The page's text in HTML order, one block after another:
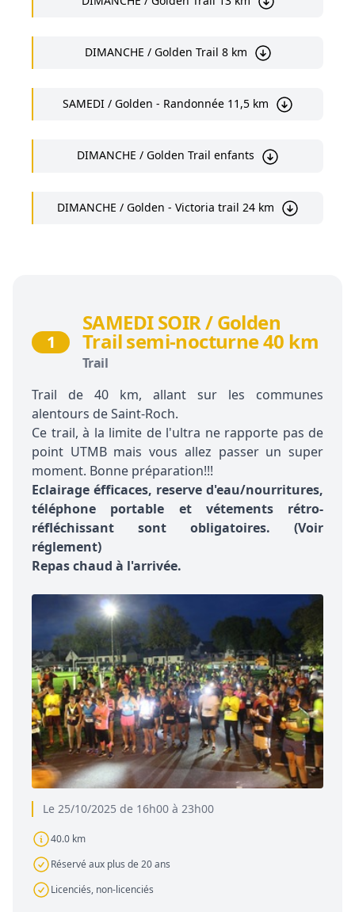
DIMANCHE / Golden Trail 8 km
SAMEDI / Golden - Randonnée 11,5 km
DIMANCHE / Golden Trail enfants
DIMANCHE / Golden - Victoria trail 24 km
Le 25/10/2025 de 16h00 à 23h00
40.0 km
Réservé aux plus de 20 ans
Licenciés, non-licenciés
1
SAMEDI SOIR / Golden
Trail semi-nocturne 40 km
Trail
Trail de 40 km, allant sur les communes
alentours de Saint-Roch.
Ce trail, à la limite de l'ultra ne rapporte pas de
point UTMB mais vous allez passer un super
moment. Bonne préparation!!!
Eclairage éfficaces, reserve d'eau/nourritures,
téléphone portable et vétements rétro-
réfléchissant sont obligatoires. (Voir
réglement)
Repas chaud à l'arrivée.